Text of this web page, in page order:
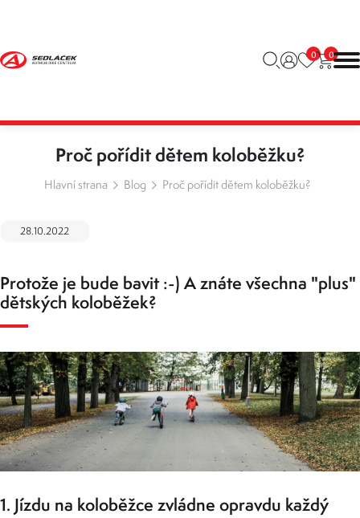
0 0
Proč pořídit dětem koloběžku?
Hlavní strana Blog Proč pořídit dětem koloběžku?
28.10.2022
Protože je bude bavit :-) A znáte všechna "plus"
dětských koloběžek?
1. Jízdu na koloběžce zvládne opravdu každý